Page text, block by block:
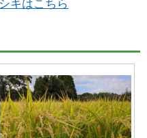
キはこちら